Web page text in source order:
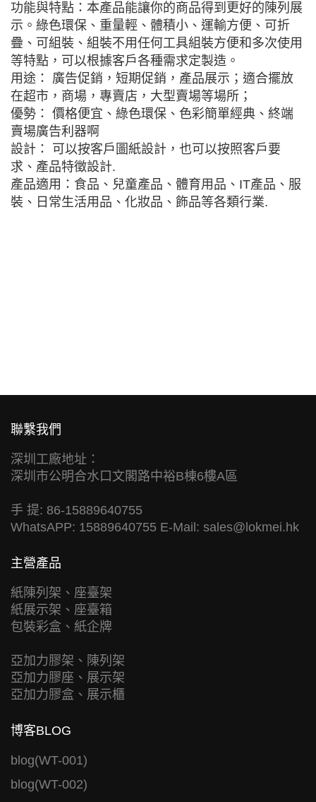
功能與特點：本產品能讓你的商品得到更好的陳列展
示。綠色環保、重量輕、體積小、運輸方便、可折
疊、可組裝、組裝不用任何工具組裝方便和多次使用
等特點，可以根據客戶各種需求定製造。
用途： 廣告促銷，短期促銷，產品展示；適合擺放
在超市，商場，專賣店，大型賣場等場所；
優勢： 價格便宜、綠色環保、色彩簡單經典、終端
賣場廣告利器啊
設計： 可以按客戶圖紙設計，也可以按照客戶要
求、產品特徵設計.
產品適用：食品、兒童產品、體育用品、IT產品、服
裝、日常生活用品、化妝品、飾品等各類行業.
聯繫我們
深圳工廠地址：
深圳市公明合水口文閣路中裕B棟6樓A區
手 提: 86-15889640755
WhatsAPP: 15889640755 E-Mail: sales@lokmei.hk
主營產品
紙陳列架、座臺架
紙展示架、座臺箱
包裝彩盒、紙企牌
亞加力膠架、陳列架
亞加力膠座、展示架
亞加力膠盒、展示櫃
博客BLOG
blog(WT-001)
blog(WT-002)